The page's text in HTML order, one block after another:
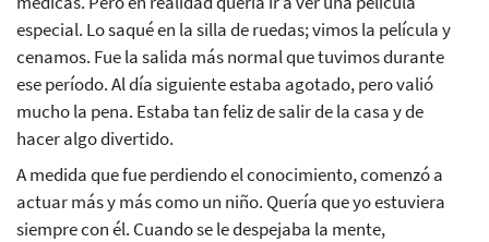
especial. Lo saqué en la silla de ruedas; vimos la película y
cenamos. Fue la salida más normal que tuvimos durante
ese período. Al día siguiente estaba agotado, pero valió
mucho la pena. Estaba tan feliz de salir de la casa y de
hacer algo divertido.
A medida que fue perdiendo el conocimiento, comenzó a
actuar más y más como un niño. Quería que yo estuviera
siempre con él. Cuando se le despejaba la mente,